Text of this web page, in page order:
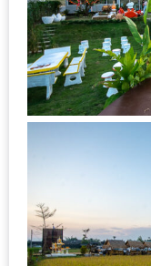
โม
ชั่น
สำหรับ
คน
รัก
MY